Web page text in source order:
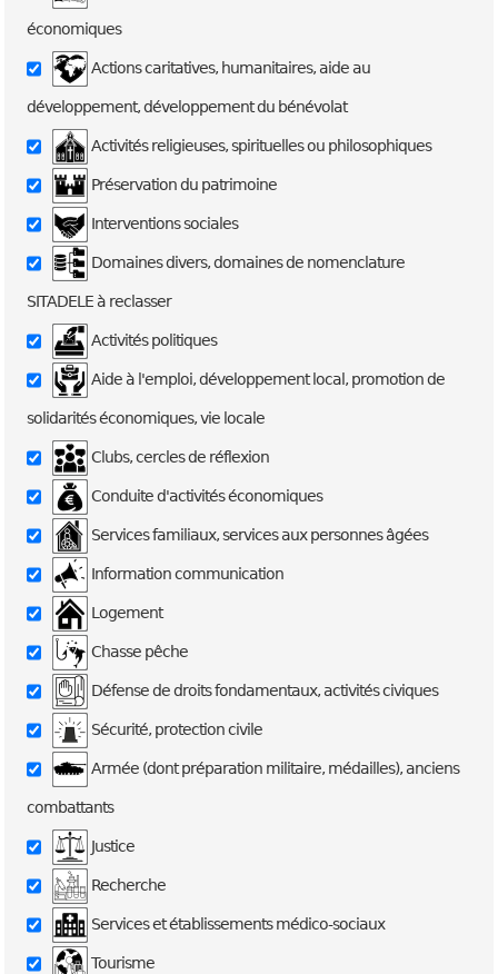
économiques
Actions caritatives, humanitaires, aide au
développement, développement du bénévolat
Activités religieuses, spirituelles ou philosophiques
Préservation du patrimoine
Interventions sociales
Domaines divers, domaines de nomenclature
SITADELE à reclasser
Activités politiques
Aide à l'emploi, développement local, promotion de
solidarités économiques, vie locale
Clubs, cercles de réflexion
Conduite d'activités économiques
Services familiaux, services aux personnes âgées
Information communication
Logement
Chasse pêche
Défense de droits fondamentaux, activités civiques
Sécurité, protection civile
Armée (dont préparation militaire, médailles), anciens
combattants
Justice
Recherche
Services et établissements médico-sociaux
Tourisme